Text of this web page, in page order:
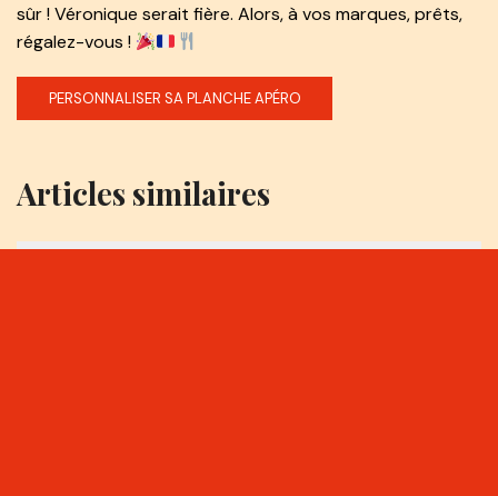
sûr ! Véronique serait fière. Alors, à vos marques, prêts,
régalez-vous !
PERSONNALISER SA PLANCHE APÉRO
Articles similaires